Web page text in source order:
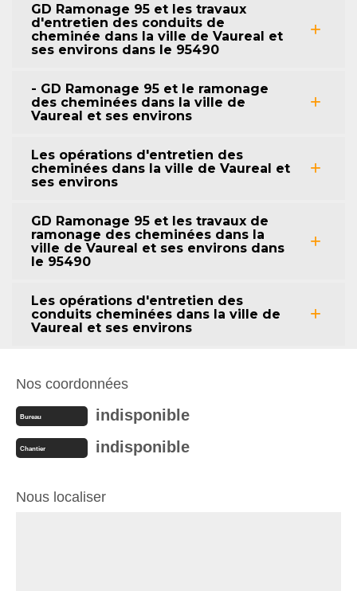
GD Ramonage 95 et les travaux
d'entretien des conduits de
cheminée dans la ville de Vaureal et
ses environs dans le 95490
- GD Ramonage 95 et le ramonage
des cheminées dans la ville de
Vaureal et ses environs
Les opérations d'entretien des
cheminées dans la ville de Vaureal et
ses environs
GD Ramonage 95 et les travaux de
ramonage des cheminées dans la
ville de Vaureal et ses environs dans
le 95490
Les opérations d'entretien des
conduits cheminées dans la ville de
Vaureal et ses environs
Nos coordonnées
Bureau indisponible
Chantier indisponible
Nous localiser